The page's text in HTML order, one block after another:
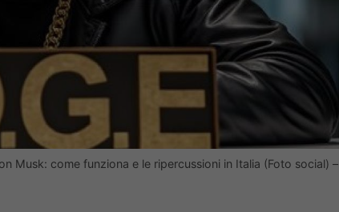
Musk: come funziona e le ripercussioni in Italia (Foto social) –